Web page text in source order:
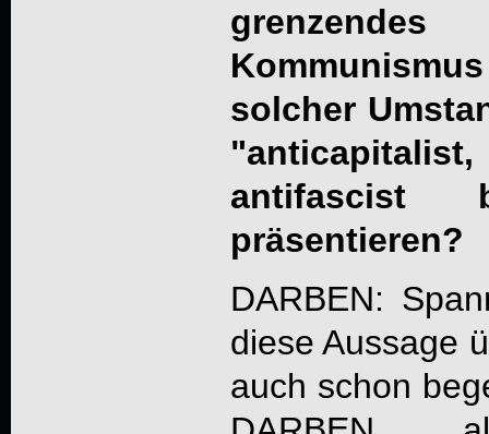
solcher
antifascist
präsentieren?
DARBEN:
diese Aussage
auch schon